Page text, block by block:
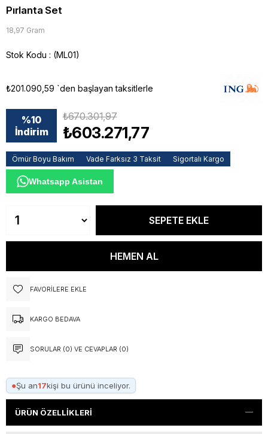
Pırlanta Set
18,97 Gram
Stok Kodu (ML01)
₺201.090,59 `den başlayan taksitlerle
%10
İndirim
₺670.301,97
₺603.271,77
Ömür Boyu Bakım Vade Farksız 3 Taksit Sigortalı Kargo
Whatsapp Asistan
FAVORILERE EKLE
KARGO BEDAVA
SORULAR (0) VE CEVAPLAR (0)
●Şu an17kişi bu ürünü inceliyor.
ÜRÜN ÖZELLIKLERI